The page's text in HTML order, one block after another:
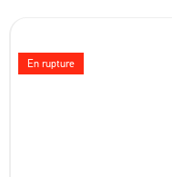
En rupture